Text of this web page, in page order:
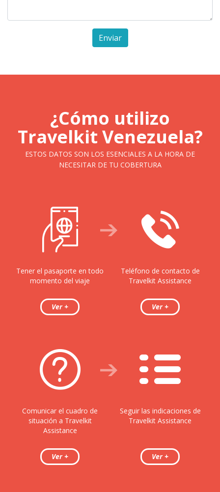
Enviar
¿Cómo utilizo
Travelkit Venezuela?
ESTOS DATOS SON LOS ESENCIALES A LA HORA DE
NECESITAR DE TU COBERTURA
Tener el pasaporte en todo
momento del viaje
Teléfono de contacto de
Travelkit Assistance
Comunicar el cuadro de
situación a Travelkit
Assistance
Seguir las indicaciones de
Travelkit Assistance